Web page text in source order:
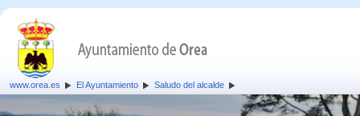
www.orea.es El Ayuntamiento Saludo del alcalde